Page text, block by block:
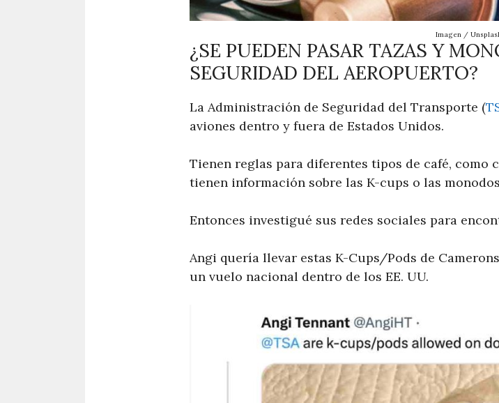
Imagen /
¿SE PUEDEN PASAR TAZAS Y
SEGURIDAD DEL AEROPUERTO?
La Administración de Seguridad del Transporte (
aviones dentro y fuera de Estados Unidos.
Tienen reglas para diferentes tipos de café, como
tienen información sobre las K-cups o las
Entonces investigué sus redes sociales para
Angi quería llevar estas K-Cups/Pods de
un vuelo nacional dentro de los EE. UU.